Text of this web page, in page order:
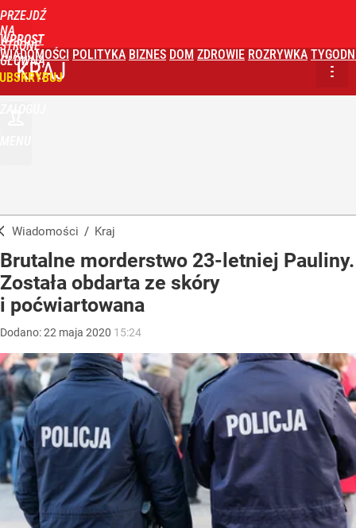
PRZEJDŹ
NA
STRONĘ
GŁÓWNĄ
WPROST
WIADOMOŚCI POLITYKA BIZNES DOM ZDROWIE ROZRYWKA
KRAJ
Wiadomości / Kraj
Brutalne morderstwo 23-letniej Pauliny.
Została obdarta ze skóry
i poćwiartowana
Dodano:22 maja 2020 15:24